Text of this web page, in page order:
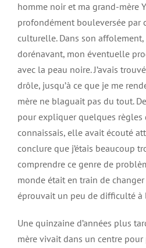
homme noir et ma grand-mère
profondément bouleversée par
culturelle. Dans son
dorénavant, mon éventuelle
avec la peau noire. J’avais
drôle, jusqu’à ce que je me
mère ne blaguait pas du tout.
pour expliquer quelques règles
connaissais, elle avait écouté
conclure que j’étais beaucoup
comprendre ce genre de
monde était en train de
éprouvait un peu de difficulté à
Une quinzaine d’années plus
mère vivait dans un centre